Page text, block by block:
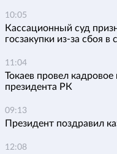
10:05
Кассационный суд
госзакупки из-за сбоя в
11:04
Токаев провел
президента РК
09:13
Президент поздравил
12:08